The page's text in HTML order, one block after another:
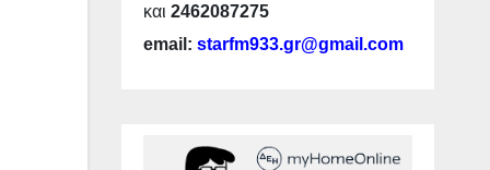
και 2462087275
email: starfm933.gr@gmail.com